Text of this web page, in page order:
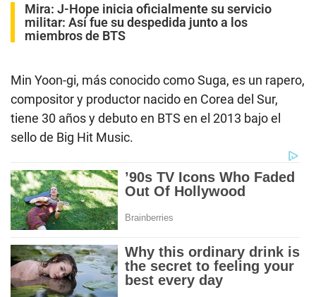
Mira: J-Hope inicia oficialmente su servicio
militar: Así fue su despedida junto a los
miembros de BTS
Min Yoon-gi, más conocido como Suga, es un rapero,
compositor y productor nacido en Corea del Sur,
tiene 30 años y debuto en BTS en el 2013 bajo el
sello de Big Hit Music.